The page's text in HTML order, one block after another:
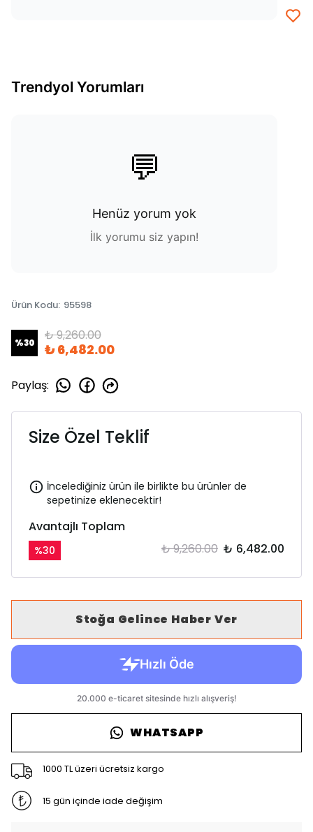
Trendyol Yorumları
💬
Henüz yorum yok
İlk yorumu siz yapın!
Ürün Kodu: 95598
%30 ₺ 9,260.00
₺ 6,482.00
Paylaş:
Size Özel Teklif
İncelediğiniz ürün ile birlikte bu ürünler de
sepetinize eklenecektir!
Avantajlı Toplam
%30 ₺ 9,260.00 ₺ 6,482.00
Stoğa Gelince Haber Ver
WHATSAPP
1000 TL üzeri ücretsiz kargo
15 gün içinde iade değişim